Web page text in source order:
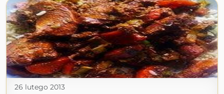
26 lutego 2013